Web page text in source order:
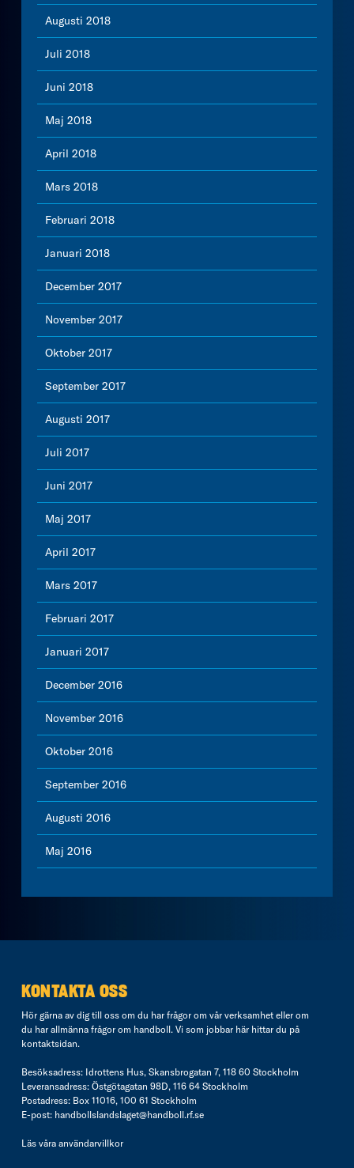
Augusti 2018
Juli 2018
Juni 2018
Maj 2018
April 2018
Mars 2018
Februari 2018
Januari 2018
December 2017
November 2017
Oktober 2017
September 2017
Augusti 2017
Juli 2017
Juni 2017
Maj 2017
April 2017
Mars 2017
Februari 2017
Januari 2017
December 2016
November 2016
Oktober 2016
September 2016
Augusti 2016
Maj 2016
KONTAKTA OSS
Hör gärna av dig till oss om du har frågor om vår verksamhet eller om
du har allmänna frågor om handboll. Vi som jobbar här hittar du på
kontaktsidan.
Besöksadress: Idrottens Hus, Skansbrogatan 7, 118 60 Stockholm
Leveransadress: Östgötagatan 98D, 116 64 Stockholm
Postadress: Box 11016, 100 61 Stockholm
E-post: handbollslandslaget@handboll.rf.se
Läs våra användarvillkor